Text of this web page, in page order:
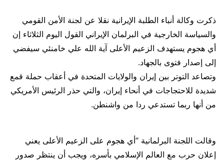
ذكرت وكالة أنباء الطلبة الإيرانية نقلا عن لجنة الأمن القومي
والسياسة الخارجية في البرلمان الإيراني القول اليوم الثلاثاء إن
أي هجوم يستهدف الزعيم الأعلى آية الله علي خامنئي سيفضي
إلى إصدار فتوى بالجهاد.
وتصاعد التوتر بين إيران والولايات المتحدة في أعقاب حملة قمع
شديدة للاحتجاجات في أنحاء إيران، والتي حذر الرئيس الأمريكي
من أنها ربما تستدعي ردا من واشنطن.
وقالت اللجنة البرلمانية “أي هجوم على الزعيم الأعلى يعني
إعلان حرب مع العالم الإسلامي بأسره، ويجب أن ينتظر صدور